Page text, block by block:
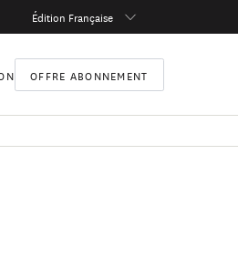
Édition Française
OFFRE ABONNEMENT